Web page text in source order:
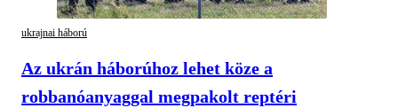
ukrajnai háború
Az ukrán háborúhoz lehet köze a
robbanóanyaggal megpakolt reptéri